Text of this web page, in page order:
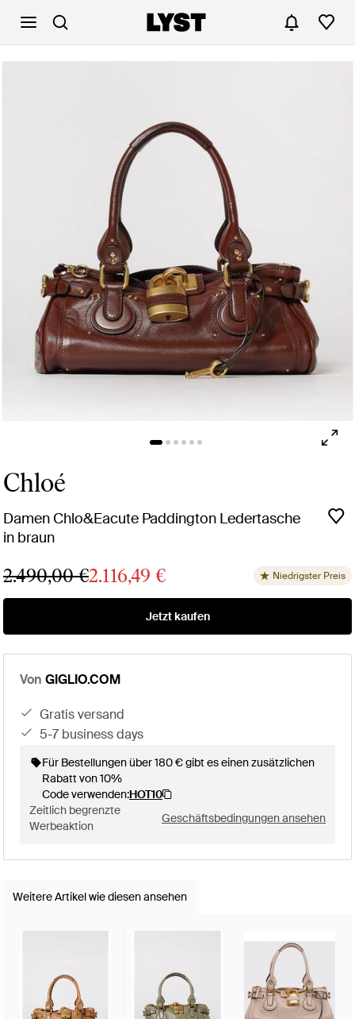
Chloé
Damen Chlo&Eacute Paddington Ledertasche
in braun
2.490,00 €2.116,49 € Niedrigster Preis
Jetzt kaufen
Von GIGLIO.COM
gratis versand
5-7 business days
Für Bestellungen über 180 € gibt es einen zusätzlichen
Rabatt von 10%
Code verwenden:HOT10
Zeitlich begrenzte
Werbeaktion
Geschäftsbedingungen ansehen
Weitere Artikel wie diesen ansehen